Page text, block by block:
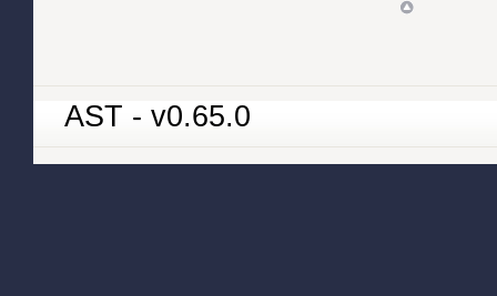
AST - v0.65.0